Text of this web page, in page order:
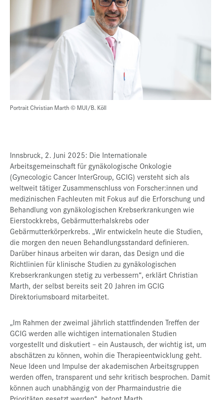
Portrait Christian Marth © MUI/B. Köll
Innsbruck, 2. Juni 2025: Die Internationale
Arbeitsgemeinschaft für gynäkologische Onkologie
(Gynecologic Cancer InterGroup, GCIG) versteht sich als
weltweit tätiger Zusammenschluss von Forscher:innen und
medizinischen Fachleuten mit Fokus auf die Erforschung und
Behandlung von gynäkologischen Krebserkrankungen wie
Eierstockkrebs, Gebärmutterhalskrebs oder
Gebärmutterkörperkrebs. „Wir entwickeln heute die Studien,
die morgen den neuen Behandlungsstandard definieren.
Darüber hinaus arbeiten wir daran, das Design und die
Richtlinien für klinische Studien zu gynäkologischen
Krebserkrankungen stetig zu verbessern“, erklärt Christian
Marth, der selbst bereits seit 20 Jahren im GCIG
Direktoriumsboard mitarbeitet.
„Im Rahmen der zweimal jährlich stattfindenden Treffen der
GCIG werden alle wichtigen internationalen Studien
vorgestellt und diskutiert – ein Austausch, der wichtig ist, um
abschätzen zu können, wohin die Therapieentwicklung geht.
Neue Ideen und Impulse der akademischen Arbeitsgruppen
werden offen, transparent und sehr kritisch besprochen. Damit
können auch unabhängig von der Pharmaindustrie die